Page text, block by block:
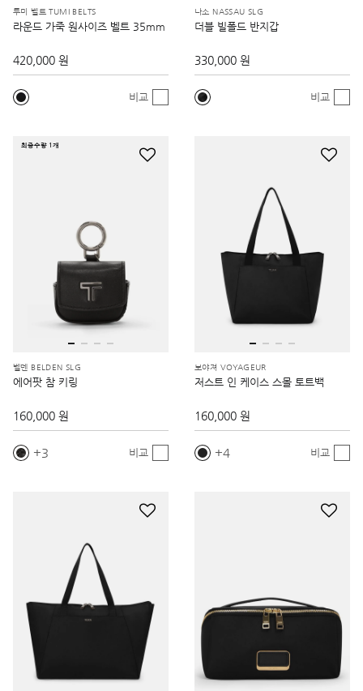
투미 벨트 TUMI BELTS
라운드 가죽 원사이즈 벨트 35mm
420,000 원
비교
나소 NASSAU SLG
더블 빌폴드 반지갑
330,000 원
비교
최종수량 1개
벨덴 BELDEN SLG
에어팟 참 키링
160,000 원
3 비교
보야져 VOYAGEUR
저스트 인 케이스 스몰 토트백
160,000 원
4 비교